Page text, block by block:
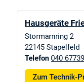
Hausgeräte
Stormarnring 2
22145 Stapelfeld
Telefon 040
Zum Technik-